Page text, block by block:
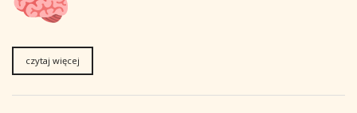
czytaj więcej